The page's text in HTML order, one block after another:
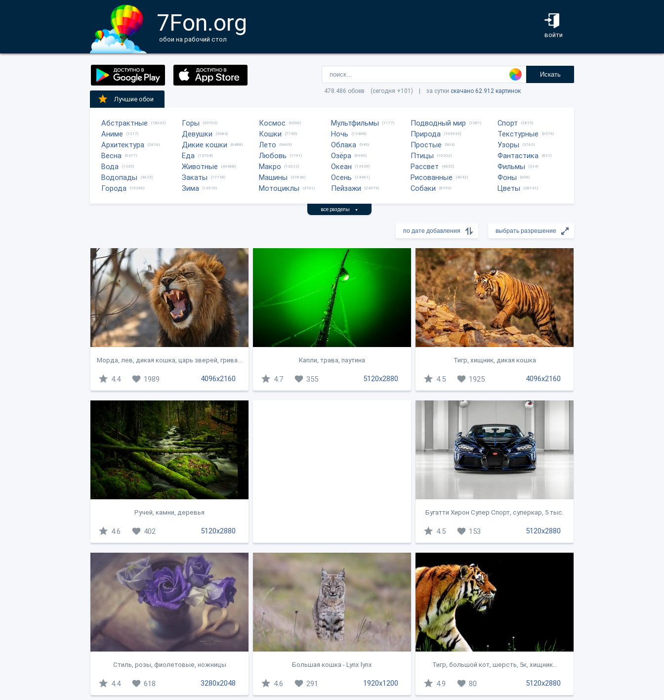
7Fon.org
обои на рабочий стол
войти
Искать
478.486 обоев (сегодня +101) | за сутки скачано 62.912 картинок
Лучшие обои
Абстрактные (18032)
Аниме (1217)
Архитектура (2816)
Весна (6477)
Вода (1335)
Водопады (4623)
Города (15296)
Горы (20702)
Девушки (2684)
Дикие кошки (6488)
Еда (13704)
Животные (49468)
Закаты (17738)
Зима (13510)
Космос (6006)
Кошки (7730)
Лето (9669)
Любовь (1791)
Макро (12622)
Машины (37846)
Мотоциклы (3701)
Мультфильмы (1177)
Ночь (12408)
Облака (945)
Озёра (6990)
Океан (13539)
Осень (14461)
Пейзажи (24579)
Подводный мир (2281)
Природа (105933)
Простые (904)
Птицы (10202)
Рассвет (4535)
Рисованные (4042)
Собаки (8759)
Спорт (1815)
Текстурные (6376)
Узоры (3762)
Фантастика (821)
Фильмы (334)
Фоны (606)
Цветы (28141)
все разделы ▼
Морда, лев, дикая кошка, царь зверей, грива...
4096x2160
4.4 1989
Капли, трава, паутина
5120x2880
4.7 355
Тигр, хищник, дикая кошка
4096x2160
4.5 1925
Ручей, камни, деревья
5120x2880
4.6 402
Бугатти Хирон Супер Спорт, суперкар, 5 тыс.
5120x2880
4.5 153
Стиль, розы, фиолетовые, ножницы
3280x2048
4.4 618
Большая кошка - Lynx lynx
1920x1200
4.6 291
Тигр, большой кот, шерсть, 5к, хищник...
5120x2880
4.9 80